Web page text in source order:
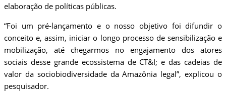
elaboração de políticas públicas.
“Foi um pré-lançamento e o nosso objetivo foi difundir o
conceito e, assim, iniciar o longo processo de sensibilização e
mobilização, até chegarmos no engajamento dos atores
sociais desse grande ecossistema de CT&I; e das cadeias de
valor da sociobiodiversidade da Amazônia legal”, explicou o
pesquisador.